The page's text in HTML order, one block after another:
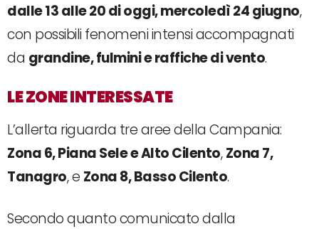
dalle 13 alle 20 di oggi, mercoledì 24 giugno,
con possibili fenomeni intensi accompagnati
da grandine, fulmini e raffiche di vento.
LE ZONE INTERESSATE
L’allerta riguarda tre aree della Campania:
Zona 6, Piana Sele e Alto Cilento,Zona 7,
Tanagro, e Zona 8, Basso Cilento.
Secondo quanto comunicato dalla